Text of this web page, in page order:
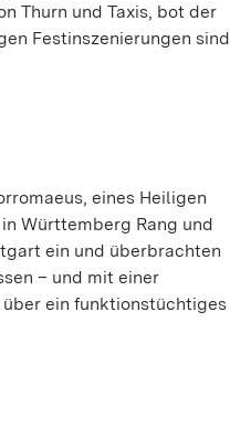
Thurn und Taxis, bot der
Festinszenierungen sind
eines Heiligen
Württemberg Rang und
ein und überbrachten
– und mit einer
ein funktionstüchtiges